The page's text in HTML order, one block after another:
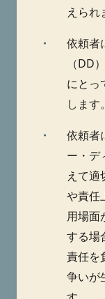
えられ
・
依頼者
（DD
にとっ
します。
・
依頼者
ー・デ
えて適
や責任
用場面
する場
責任を
争いが